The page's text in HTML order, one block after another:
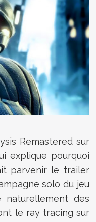
Remastered sur
explique pourquoi
parvenir le trailer
solo du jeu
naturellement des
le ray tracing sur